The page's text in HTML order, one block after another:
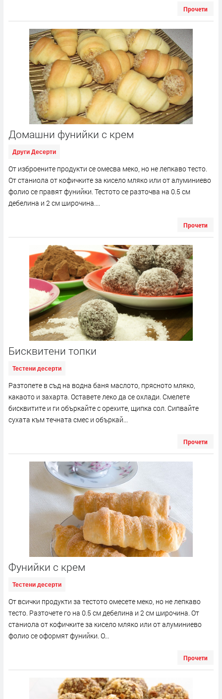
Прочети
Домашни фунийки с крем
Други Десерти
От изброените продукти се омесва меко, но не лепкаво тесто.
От станиола от кофичките за кисело мляко или от алуминиево
фолио се правят фунийки. Тестото се разточва на 0.5 см
дебелина и 2 см широчина....
Прочети
Бисквитени топки
Тестени десерти
Разтопете в съд на водна баня маслото, прясното мляко,
какаото и захарта. Оставете леко да се охлади. Смелете
бисквитите и ги объркайте с орехите, щипка сол. Сипвайте
сухата към течната смес и объркай...
Прочети
Фунийки с крем
Тестени десерти
От всички продукти за тестото омесете меко, но не лепкаво
тесто. Разточете го на 0.5 см дебелина и 2 см широчина. От
станиола от кофичките за кисело мляко или от алуминиево
фолио се оформят фунийки. О...
Прочети